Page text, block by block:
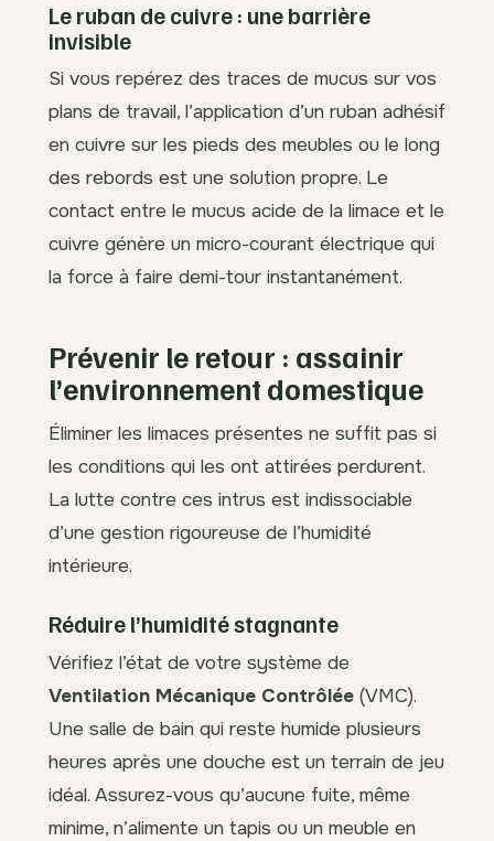
Le ruban de cuivre : une barrière
invisible
Si vous repérez des traces de mucus sur vos
plans de travail, l’application d’un ruban adhésif
en cuivre sur les pieds des meubles ou le long
des rebords est une solution propre. Le
contact entre le mucus acide de la limace et le
cuivre génère un micro-courant électrique qui
la force à faire demi-tour instantanément.
Prévenir le retour : assainir
l’environnement domestique
Éliminer les limaces présentes ne suffit pas si
les conditions qui les ont attirées perdurent.
La lutte contre ces intrus est indissociable
d’une gestion rigoureuse de l’humidité
intérieure.
Réduire l’humidité stagnante
Vérifiez l’état de votre système de
Ventilation Mécanique Contrôlée (VMC).
Une salle de bain qui reste humide plusieurs
heures après une douche est un terrain de jeu
idéal. Assurez-vous qu’aucune fuite, même
minime, n’alimente un tapis ou un meuble en